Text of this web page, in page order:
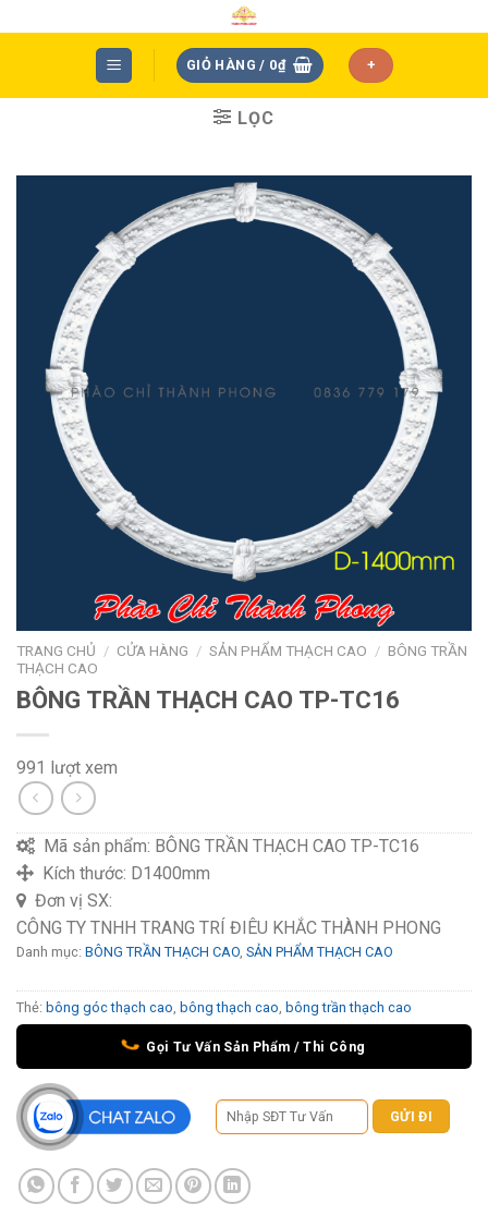
to
GIỎ HÀNG / 0₫ +
LỌC
TRANG CHỦ / CỬA HÀNG / SẢN PHẨM THẠCH CAO / BÔNG TRẦN
THẠCH CAO
BÔNG TRẦN THẠCH CAO TP-TC16
991 lượt xem
Mã sản phẩm: BÔNG TRẦN THẠCH CAO TP-TC16
Kích thước: D1400mm
Đơn vị SX:
CÔNG TY TNHH TRANG TRÍ ĐIÊU KHẮC THÀNH PHONG
Danh mục: BÔNG TRẦN THẠCH CAO, SẢN PHẨM THẠCH CAO
Thẻ: bông góc thạch cao, bông thạch cao, bông trần thạch cao
Gọi Tư Vấn Sản Phẩm / Thi Công